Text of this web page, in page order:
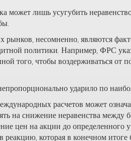
может лишь усугубить
рынков, несомненно, являются
политики. Например, ФРС
того, чтобы воздерживаться от
ударило по
расчетов может
на снижение неравенства
цен на акции до определенного
которая в конечном итоге